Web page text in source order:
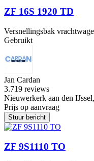
ZF 16S 1920 TD
Versnellingsbak
Gebruikt
Jan Cardan
3.719 reviews
Nieuwerkerk aan den
Prijs op aanvraag
Stuur bericht
ZF 9S1110 TO